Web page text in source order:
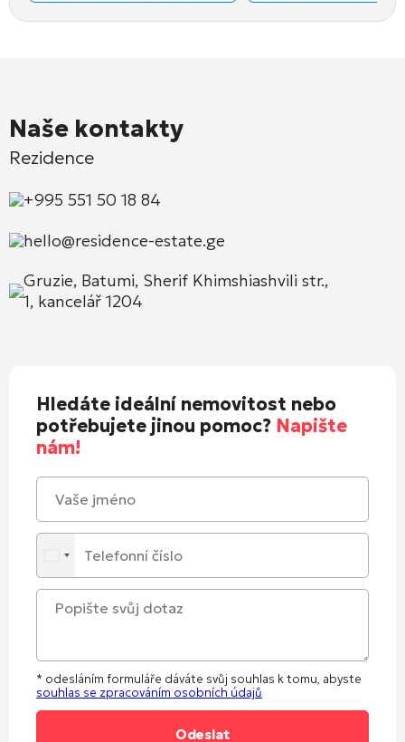
Naše kontakty
Rezidence
+995 551 50 18 84
hello@residence-estate.ge
Gruzie, Batumi, Sherif Khimshiashvili str.,
1, kancelář 1204
Hledáte ideální nemovitost nebo
potřebujete jinou pomoc? Napište
nám!
* odesláním formuláře dáváte svůj souhlas k tomu, abyste
souhlas se zpracováním osobních údajů